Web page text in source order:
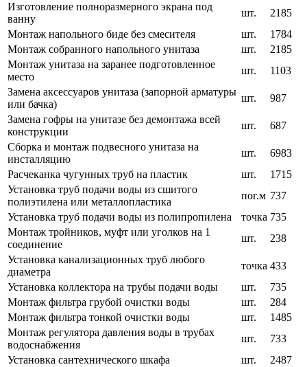
Изготовление полноразмерного экрана под
ванну
шт.
2185
Монтаж напольного биде без смесителя
шт.
1784
Монтаж собранного напольного унитаза
шт.
2185
Монтаж унитаза на заранее подготовленное
место
шт.
1103
Замена аксессуаров унитаза (запорной арматуры
или бачка)
шт.
987
Замена гофры на унитазе без демонтажа всей
конструкции
шт.
687
Сборка и монтаж подвесного унитаза на
инсталляцию
шт.
6983
Расчеканка чугунных труб на пластик
шт.
1715
Установка труб подачи воды из сшитого
полиэтилена или металлопластика
пог.м 737
Установка труб подачи воды из полипропилена
точка 735
Монтаж тройников, муфт или уголков на 1
соединение
шт.
238
Установка канализационных труб любого
диаметра
точка 433
Установка коллектора на трубы подачи воды
шт.
735
Монтаж фильтра грубой очистки воды
шт.
284
Монтаж фильтра тонкой очистки воды
шт.
1485
Монтаж регулятора давления воды в трубах
водоснабжения
шт.
733
Установка сантехнического шкафа
шт.
2487